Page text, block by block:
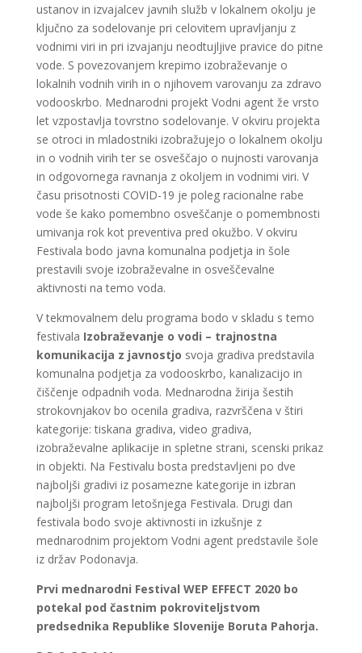
ustanov in izvajalcev javnih služb v lokalnem okolju je
ključno za sodelovanje pri celovitem upravljanju z
vodnimi viri in pri izvajanju neodtujljive pravice do pitne
vode. S povezovanjem krepimo izobraževanje o
lokalnih vodnih virih in o njihovem varovanju za zdravo
vodooskrbo. Mednarodni projekt Vodni agent že vrsto
let vzpostavlja tovrstno sodelovanje. V okviru projekta
se otroci in mladostniki izobražujejo o lokalnem okolju
in o vodnih virih ter se osveščajo o nujnosti varovanja
in odgovornega ravnanja z okoljem in vodnimi viri. V
času prisotnosti COVID-19 je poleg racionalne rabe
vode še kako pomembno osveščanje o pomembnosti
umivanja rok kot preventiva pred okužbo. V okviru
Festivala bodo javna komunalna podjetja in šole
prestavili svoje izobraževalne in osveščevalne
aktivnosti na temo voda.
V tekmovalnem delu programa bodo v skladu s temo
festivala Izobraževanje o vodi – trajnostna
komunikacija z javnostjo svoja gradiva predstavila
komunalna podjetja za vodooskrbo, kanalizacijo in
čiščenje odpadnih voda. Mednarodna žirija šestih
strokovnjakov bo ocenila gradiva, razvrščena v štiri
kategorije: tiskana gradiva, video gradiva,
izobraževalne aplikacije in spletne strani, scenski prikaz
in objekti. Na Festivalu bosta predstavljeni po dve
najboljši gradivi iz posamezne kategorije in izbran
najboljši program letošnjega Festivala. Drugi dan
festivala bodo svoje aktivnosti in izkušnje z
mednarodnim projektom Vodni agent predstavile šole
iz držav Podonavja.
Prvi mednarodni Festival WEP EFFECT 2020 bo
potekal pod častnim pokroviteljstvom
predsednika Republike Slovenije Boruta Pahorja.